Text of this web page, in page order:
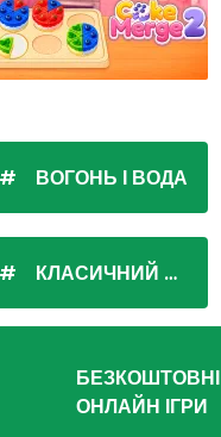
ВОГОНЬ І ВОДА
КЛАСИЧНИЙ ПАСЬЯНС
БЕЗКОШТОВНІ
ОНЛАЙН ІГРИ